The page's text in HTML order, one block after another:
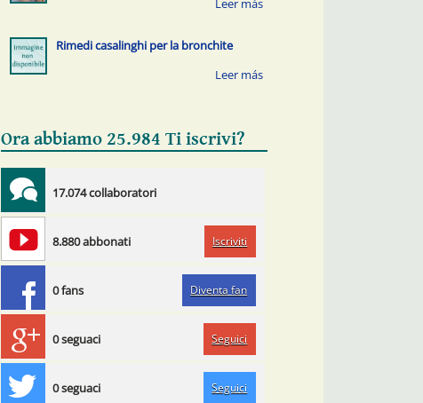
Rimedi casalinghi per la bronchite
Ora abbiamo 25.984 Ti iscrivi?
17.074 collaboratori
8.880 abbonati Iscriviti
0 fans Diventa fan
0 seguaci Seguici
0 seguaci Seguici